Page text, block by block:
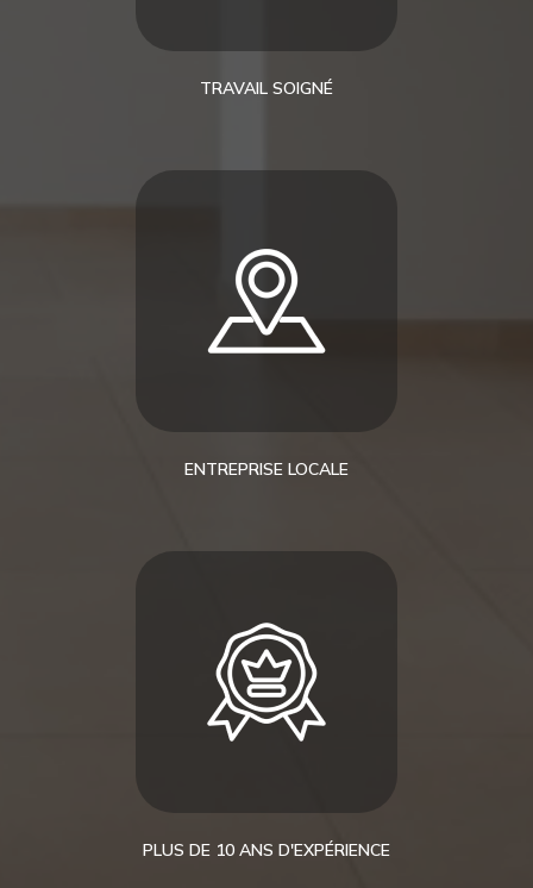
TRAVAIL SOIGNÉ
ENTREPRISE LOCALE
PLUS DE 10 ANS D'EXPÉRIENCE